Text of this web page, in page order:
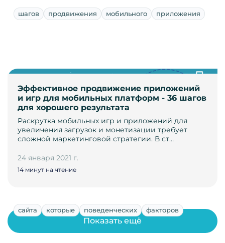
шагов продвижения мобильного приложения
Эффективное продвижение приложений
и игр для мобильных платформ - 36 шагов
для хорошего результата
Раскрутка мобильных игр и приложений для
увеличения загрузок и монетизации требует
сложной маркетинговой стратегии. В ст…
24 января 2021 г.
14 минут на чтение
сайта которые поведенческих факторов
Показать ещё